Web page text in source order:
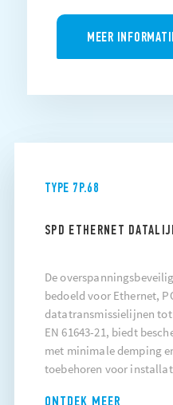
MEER
TYPE 7P.68
SPD ETHERNET
De
bedoeld voor Ethernet,
datatransmissielijnen tot
EN 61643-21, biedt
met minimale demping
toebehoren voor
ONTDEK MEER